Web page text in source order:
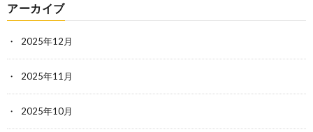
アーカイブ
2025年12月
2025年11月
2025年10月